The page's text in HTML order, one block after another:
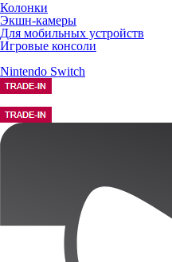
Колонки
Экшн-камеры
Для мобильных устройств
Игровые консоли
Nintendo Switch